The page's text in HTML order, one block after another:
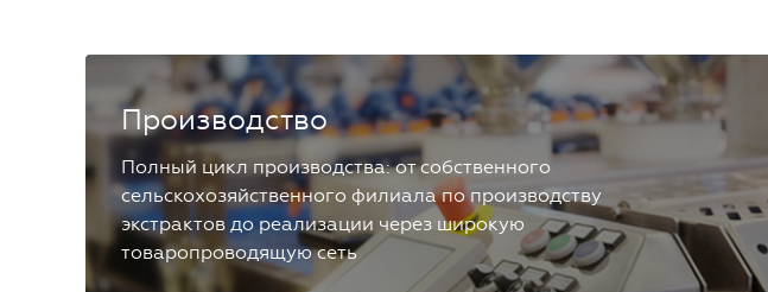
Производство
Полный цикл производства: от собственного
сельскохозяйственного филиала по производству
экстрактов до реализации через широкую
товаропроводящую сеть